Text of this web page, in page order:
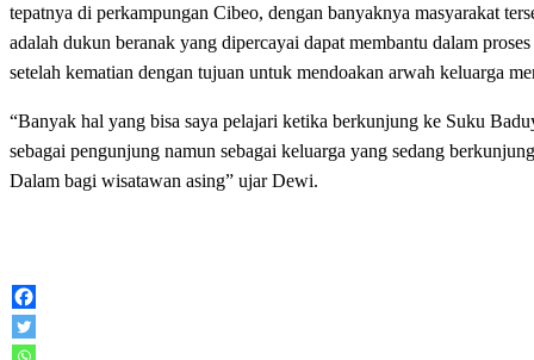
tepatnya di perkampungan Cibeo, dengan banyaknya masyarakat
adalah dukun beranak yang dipercayai dapat membantu dalam
setelah kematian dengan tujuan untuk mendoakan arwah keluarga
“Banyak hal yang bisa saya pelajari ketika berkunjung ke Suku
sebagai pengunjung namun sebagai keluarga yang sedang
Dalam bagi wisatawan asing” ujar Dewi.